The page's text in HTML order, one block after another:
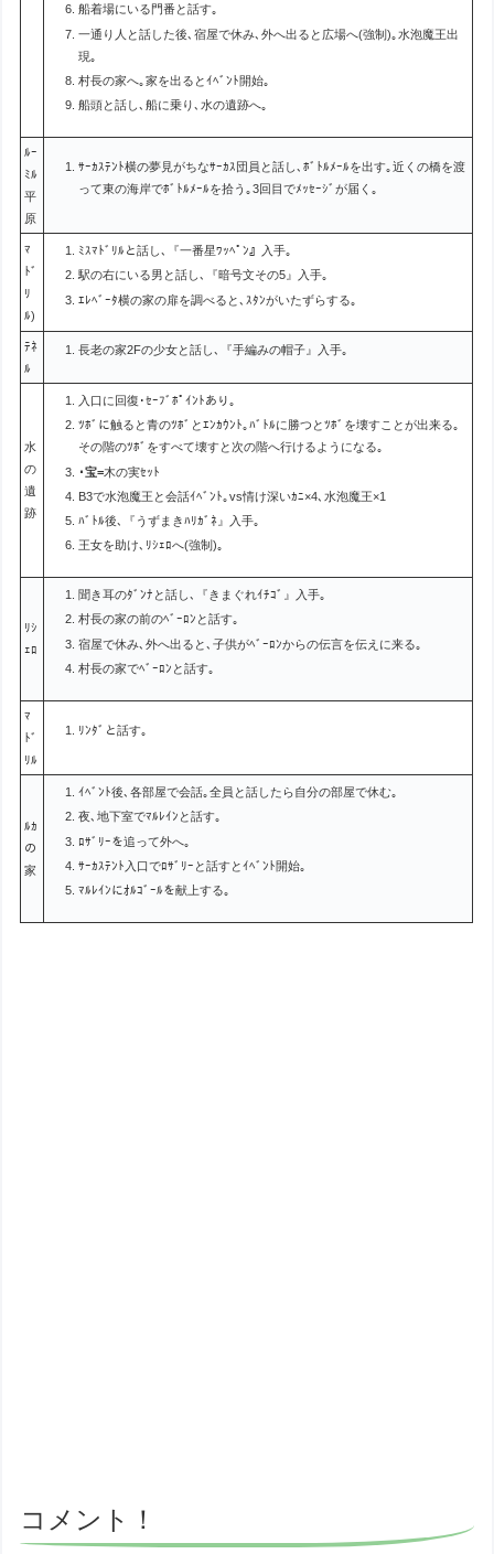
船着場にいる門番と話す｡
一通り人と話した後､宿屋で休み､外へ出ると広場へ(強制)｡水泡魔王出
現｡
村長の家へ｡家を出るとｲﾍﾞﾝﾄ開始｡
船頭と話し､船に乗り､水の遺跡へ｡
ﾙｰ
ﾐﾙ
平
原
ｻｰｶｽﾃﾝﾄ横の夢見がちなｻｰｶｽ団員と話し､ﾎﾞﾄﾙﾒｰﾙを出す｡近くの橋を渡
って東の海岸でﾎﾞﾄﾙﾒｰﾙを拾う｡3回目でﾒｯｾｰｼﾞが届く｡
ﾏ
ﾄﾞ
ﾘ
ﾙ)
ﾐｽﾏﾄﾞﾘﾙと話し､『一番星ﾜｯﾍﾟﾝ』入手｡
駅の右にいる男と話し､『暗号文その5』入手｡
ｴﾚﾍﾞｰﾀ横の家の扉を調べると､ｽﾀﾝがいたずらする｡
ﾃﾈ
ﾙ
長老の家2Fの少女と話し､『手編みの帽子』入手｡
水
の
遺
跡
入口に回復･ｾｰﾌﾞﾎﾟｲﾝﾄあり｡
ﾂﾎﾞに触ると青のﾂﾎﾞとｴﾝｶｳﾝﾄ｡ﾊﾞﾄﾙに勝つとﾂﾎﾞを壊すことが出来る｡
その階のﾂﾎﾞをすべて壊すと次の階へ行けるようになる｡
･宝=木の実ｾｯﾄ
B3で水泡魔王と会話ｲﾍﾞﾝﾄ｡vs情け深いｶﾆ×4､水泡魔王×1
ﾊﾞﾄﾙ後､『うずまきﾊﾘｶﾞﾈ』入手｡
王女を助け､ﾘｼｪﾛへ(強制)｡
ﾘｼ
ｪﾛ
聞き耳のﾀﾞﾝﾅと話し､『きまぐれｲﾁｺﾞ』入手｡
村長の家の前のﾍﾞｰﾛﾝと話す｡
宿屋で休み､外へ出ると､子供がﾍﾞｰﾛﾝからの伝言を伝えに来る｡
村長の家でﾍﾞｰﾛﾝと話す｡
ﾏ
ﾄﾞ
ﾘﾙ
ﾘﾝﾀﾞと話す｡
ﾙｶ
の
家
ｲﾍﾞﾝﾄ後､各部屋で会話｡全員と話したら自分の部屋で休む｡
夜､地下室でﾏﾙﾚｲﾝと話す｡
ﾛｻﾞﾘｰを追って外へ｡
ｻｰｶｽﾃﾝﾄ入口でﾛｻﾞﾘｰと話すとｲﾍﾞﾝﾄ開始｡
ﾏﾙﾚｲﾝにｵﾙｺﾞｰﾙを献上する｡
コメント！